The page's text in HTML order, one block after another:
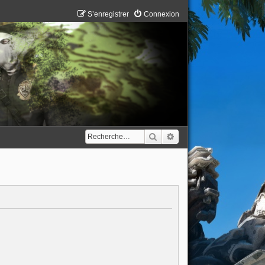
Connexion
S’enregistrer
Rechercher